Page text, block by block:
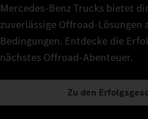
Mercedes‑Benz Trucks bietet
zuverlässige Offroad-Lösungen
Bedingungen. Entdecke die
nächstes Offroad-Abenteuer.
Zu den